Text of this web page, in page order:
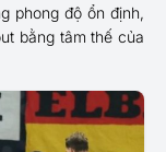
phong độ ổn định,
bằng tâm thế của